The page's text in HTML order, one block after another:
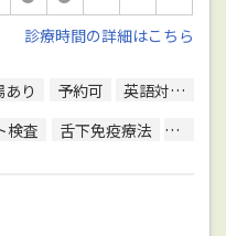
診療時間の詳細はこちら
り 予約可
英語対応可
検査 舌下免疫療法 尿検査